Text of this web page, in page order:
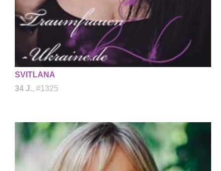
SVITLANA
34 J., #1325